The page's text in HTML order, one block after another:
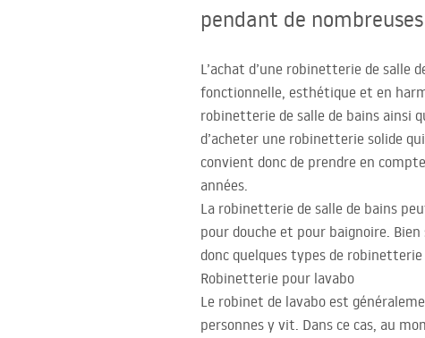
Accessoires et meubles de salle de
pendant de
L’achat d’une robinetterie de
fonctionnelle, esthétique et en
robinetterie de salle de bains ainsi
d’acheter une robinetterie solide
convient donc de prendre en
années.
La robinetterie de salle de bains
pour douche et pour baignoire.
donc quelques types de
Robinetterie pour lavabo
Le robinet de lavabo est
personnes y vit. Dans ce cas, au